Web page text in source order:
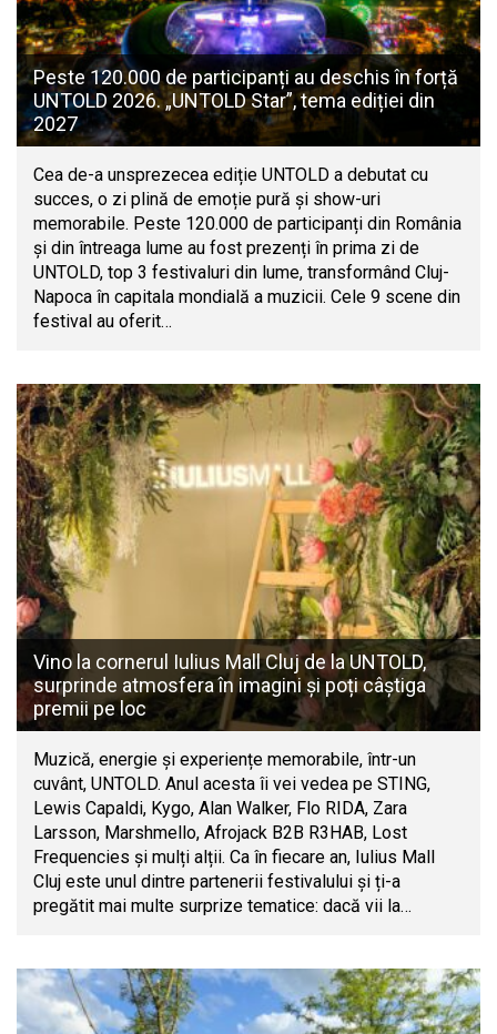
Peste 120.000 de participanți au deschis în forță
UNTOLD 2026. „UNTOLD Star”, tema ediției din
2027
Cea de-a unsprezecea ediție UNTOLD a debutat cu
succes, o zi plină de emoție pură și show-uri
memorabile. Peste 120.000 de participanți din România
și din întreaga lume au fost prezenți în prima zi de
UNTOLD, top 3 festivaluri din lume, transformând Cluj-
Napoca în capitala mondială a muzicii. Cele 9 scene din
festival au oferit…
Vino la cornerul Iulius Mall Cluj de la UNTOLD,
surprinde atmosfera în imagini și poți câștiga
premii pe loc
Muzică, energie și experiențe memorabile, într-un
cuvânt, UNTOLD. Anul acesta îi vei vedea pe STING,
Lewis Capaldi, Kygo, Alan Walker, Flo RIDA, Zara
Larsson, Marshmello, Afrojack B2B R3HAB, Lost
Frequencies și mulți alții. Ca în fiecare an, Iulius Mall
Cluj este unul dintre partenerii festivalului și ți-a
pregătit mai multe surprize tematice: dacă vii la…